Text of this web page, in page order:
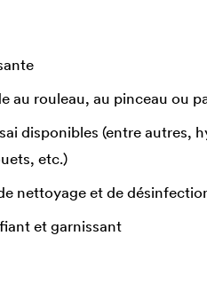
au rouleau, au pinceau ou
disponibles (entre autres,
etc.)
nettoyage et de
et garnissant